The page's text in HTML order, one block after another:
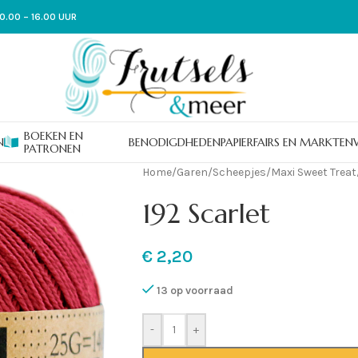
– 16.00 UUR
BOEKEN EN
PATRONEN
BENODIGDHEDENPAPIERFAIRS EN MARKTEN
Home/Garen/Scheepjes/Maxi Sweet Treat
192 Scarlet
€2,20
13 op voorraad
- +